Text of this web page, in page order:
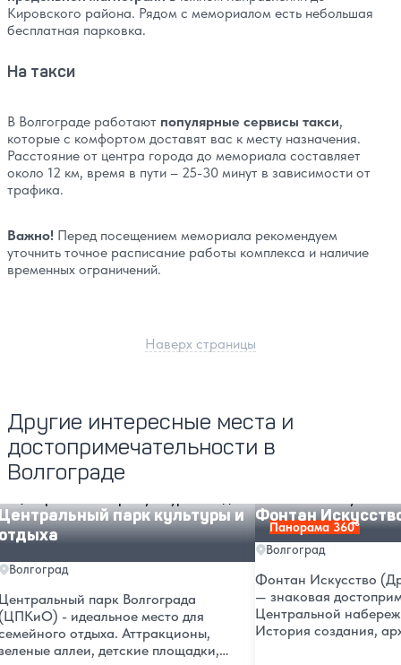
Кировского района. Рядом с мемориалом есть небольшая
бесплатная парковка.
На такси
В Волгограде работают популярные сервисы такси,
которые с комфортом доставят вас к месту назначения.
Расстояние от центра города до мемориала составляет
около 12 км, время в пути – 25-30 минут в зависимости от
трафика.
Важно! Перед посещением мемориала рекомендуем
уточнить точное расписание работы комплекса и наличие
временных ограничений.
Наверх страницы
Другие интересные места и
достопримечательности в
Волгограде
парк культуры и
Волгоград
парк Волгограда
- идеальное место для
отдыха. Аттракционы,
аллеи, детские площадки,
Панорама 360°
Фонтан
Волгоград
Фонтан Искусство
— знаковая
Центральной
История создания,